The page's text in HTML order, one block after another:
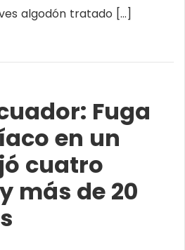
algodón tratado […]
Fuga
en un
cuatro
más de 20